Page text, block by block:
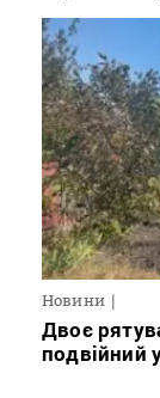
Новини
Двоє
подвійний